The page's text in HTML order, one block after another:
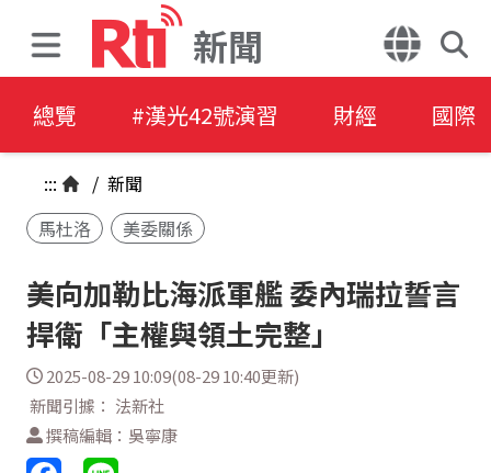
新聞
總覽 #漢光42號演習 財經 國際
::: / 新聞
馬杜洛
美委關係
美向加勒比海派軍艦 委內瑞拉誓言
捍衛「主權與領土完整」
2025-08-29 10:09(08-29 10:40更新)
新聞引據： 法新社
撰稿編輯：吳寧康